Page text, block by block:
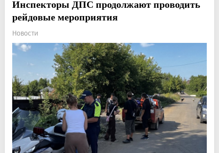
Инспекторы ДПС продолжают проводить
рейдовые мероприятия
Новости